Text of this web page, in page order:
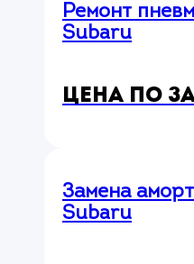
Ремонт
Subaru
Цена по
Замена
Subaru